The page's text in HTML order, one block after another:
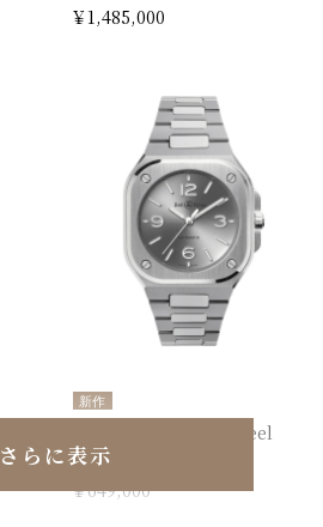
￥1,485,000
新作
BR-05 36 mm Grey Steel
BR05A-S-GR-ST/SST
￥649,000
さらに表示